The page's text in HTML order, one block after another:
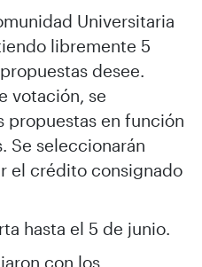
Universitaria
libremente 5
desee.
votación, se
propuestas en función
Se seleccionarán
el crédito consignado
hasta el 5 de junio.
con los